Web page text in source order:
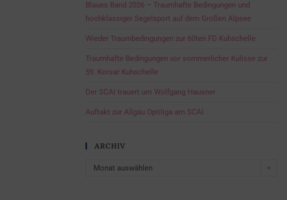
Blaues Band 2026 – Traumhafte Bedingungen und
hochklassiger Segelsport auf dem Großen Alpsee
Wieder Traumbedingungen zur 60ten FD Kuhschelle
Traumhafte Bedingungen vor sommerlicher Kulisse zur
59. Korsar Kuhschelle
Der SCAI trauert um Wolfgang Hausner
Auftakt zur Allgäu Optiliga am SCAI
ARCHIV
Monat auswählen